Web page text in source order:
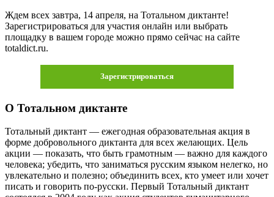
Ждем всех завтра, 14 апреля, на Тотальном диктанте!
Зарегистрироваться для участия онлайн или выбрать
площадку в вашем городе можно прямо сейчас на сайте
totaldict.ru.
Зарегистрироваться
О Тотальном диктанте
Тотальный диктант — ежегодная образовательная акция в
форме добровольного диктанта для всех желающих. Цель
акции — показать, что быть грамотным — важно для каждого
человека; убедить, что заниматься русским языком нелегко, но
увлекательно и полезно; объединить всех, кто умеет или хочет
писать и говорить по-русски. Первый Тотальный диктант